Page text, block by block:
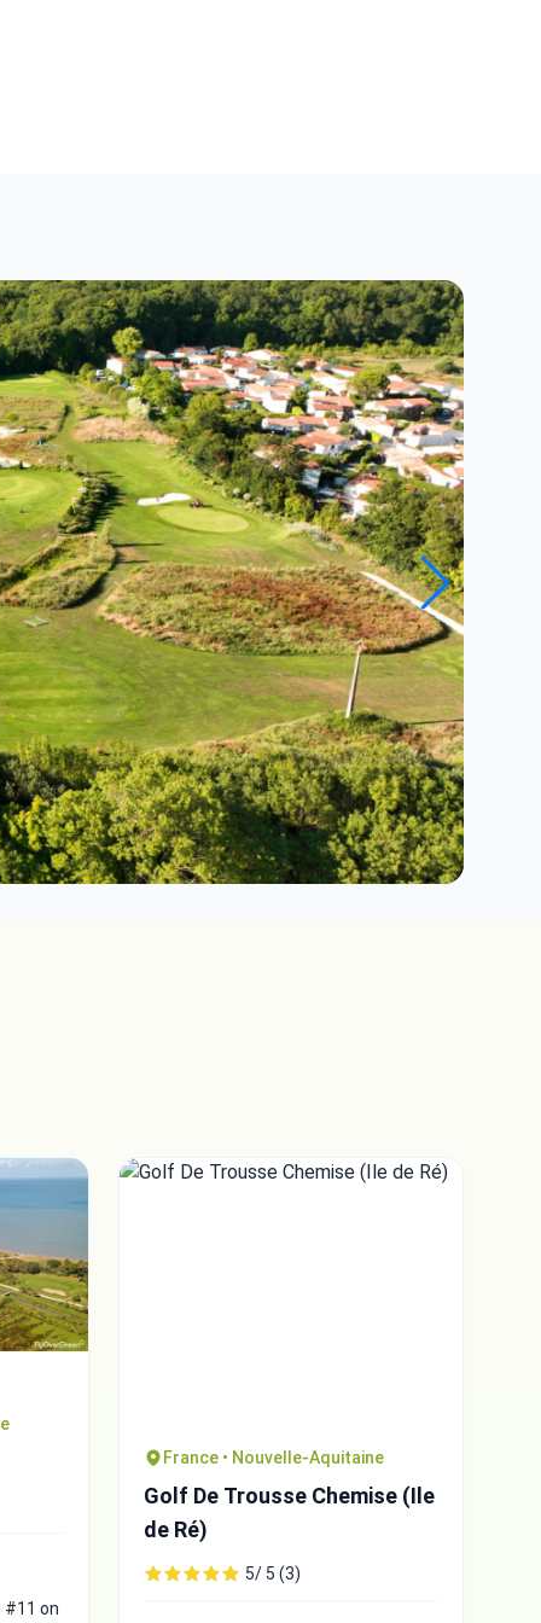
#11 on
France • Nouvelle-Aquitaine
Golf De Trousse Chemise (Ile
de Ré)
5/ 5 (3)